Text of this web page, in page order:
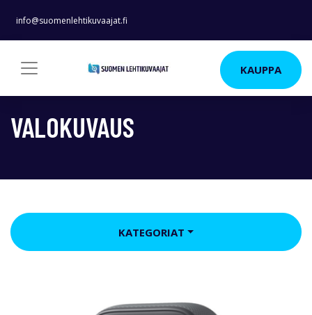
info@suomenlehtikuvaajat.fi
KAUPPA
VALOKUVAUS
KATEGORIAT